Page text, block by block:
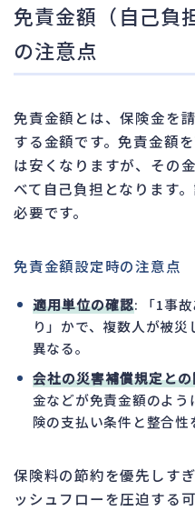
免責金額（自己負
の注意点
免責金額とは、保険金を
する金額です。免責金額
は安くなりますが、その
べて自己負担となります
必要です。
免責金額設定時の注意点
適用単位の確認: 「1事
り」かで、複数人が被
異なる。
会社の災害補償規定と
金などが免責金額のよ
険の支払い条件と整合性
保険料の節約を優先しす
ッシュフローを圧迫する